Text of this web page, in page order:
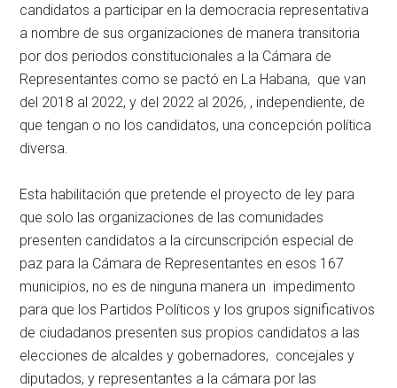
candidatos a participar en la democracia representativa
a nombre de sus organizaciones de manera transitoria
por dos periodos constitucionales a la Cámara de
Representantes como se pactó en La Habana, que van
del 2018 al 2022, y del 2022 al 2026, , independiente, de
que tengan o no los candidatos, una concepción política
diversa.
Esta habilitación que pretende el proyecto de ley para
que solo las organizaciones de las comunidades
presenten candidatos a la circunscripción especial de
paz para la Cámara de Representantes en esos 167
municipios, no es de ninguna manera un impedimento
para que los Partidos Políticos y los grupos significativos
de ciudadanos presenten sus propios candidatos a las
elecciones de alcaldes y gobernadores, concejales y
diputados, y representantes a la cámara por las